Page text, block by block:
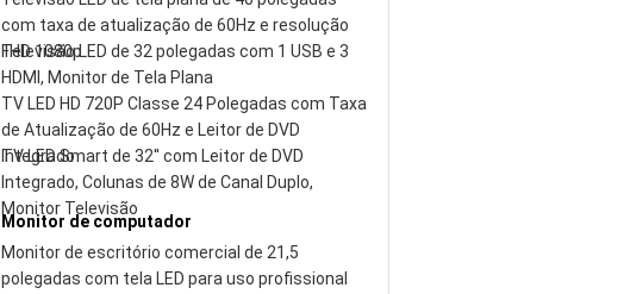
com taxa de atualização de 60Hz e resolução
FHD 1080p
Televisão LED de 32 polegadas com 1 USB e 3
HDMI, Monitor de Tela Plana
TV LED HD 720P Classe 24 Polegadas com Taxa
de Atualização de 60Hz e Leitor de DVD
Integrado
TV LED Smart de 32'' com Leitor de DVD
Integrado, Colunas de 8W de Canal Duplo,
Monitor Televisão
Monitor de computador
Monitor de escritório comercial de 21,5
polegadas com tela LED para uso profissional